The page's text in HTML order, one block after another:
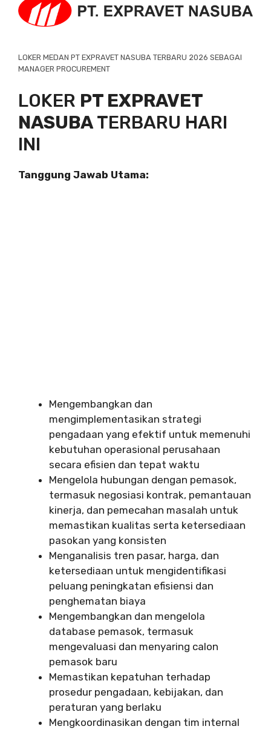
LOKER MEDAN PT EXPRAVET NASUBA TERBARU 2026 SEBAGAI
MANAGER PROCUREMENT
LOKER PT EXPRAVET
NASUBATERBARU HARI
INI
Tanggung Jawab Utama:
Mengembangkan dan
mengimplementasikan strategi
pengadaan yang efektif untuk memenuhi
kebutuhan operasional perusahaan
secara efisien dan tepat waktu
Mengelola hubungan dengan pemasok,
termasuk negosiasi kontrak, pemantauan
kinerja, dan pemecahan masalah untuk
memastikan kualitas serta ketersediaan
pasokan yang konsisten
Menganalisis tren pasar, harga, dan
ketersediaan untuk mengidentifikasi
peluang peningkatan efisiensi dan
penghematan biaya
Mengembangkan dan mengelola
database pemasok, termasuk
mengevaluasi dan menyaring calon
pemasok baru
Memastikan kepatuhan terhadap
prosedur pengadaan, kebijakan, dan
peraturan yang berlaku
Mengkoordinasikan dengan tim internal